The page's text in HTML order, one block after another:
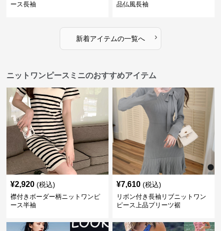
ース長袖
品仏風長袖
新着アイテムの一覧へ ›
ニットワンピースミニのおすすめアイテム
¥2,920 (税込)
襟付きボーダー柄ニットワンピ
ース半袖
¥7,610 (税込)
リボン付き長袖リブニットワン
ピース上品プリーツ裾